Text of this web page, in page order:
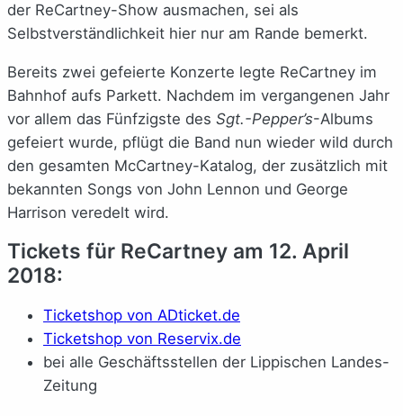
der ReCartney-Show ausmachen, sei als
Selbstverständlichkeit hier nur am Rande bemerkt.
Bereits zwei gefeierte Konzerte legte ReCartney im
Bahnhof aufs Parkett. Nachdem im vergangenen Jahr
vor allem das Fünfzigste des Sgt.-Pepper’s-Albums
gefeiert wurde, pflügt die Band nun wieder wild durch
den gesamten McCartney-Katalog, der zusätzlich mit
bekannten Songs von John Lennon und George
Harrison veredelt wird.
Tickets für ReCartney am 12. April
2018:
Ticketshop von ADticket.de
Ticketshop von Reservix.de
bei alle Geschäftsstellen der Lippischen Landes-
Zeitung